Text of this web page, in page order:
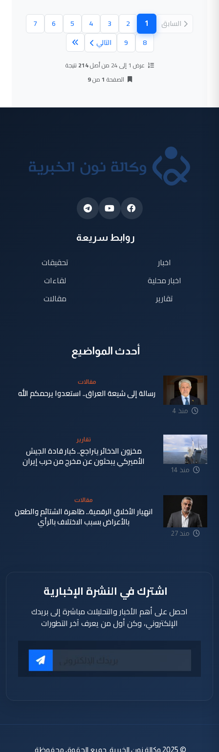
السابق 1
(الصفحة الحالية)
2
3
4
5
6
7
8
9 التالي
عرض 1 إلى 24 من أصل 214 نتيجة
الصفحة 1من9
روابط سريعة
اخبار
اخبار محلية
تقارير
تحقيقات
لقاءات
مقالات
أحدث المواضيع
منذ 4
مقالات
رسالة إلى شيعة العراق.. استعدوا يرحمكم الله
منذ 14
تقارير
مخزون الذخائر يتراجع.. كبار قادة الجيش
الأميركي يبحثون عن مخرج من حرب إيران
منذ 27
مقالات
انهيار الأخلاق الرقمية.. ظاهرة الشتائم والطعن
بالأعراض بسبب الاختلاف بالرأي
اشترك في النشرة الإخبارية
احصل على أهم الأخبار والتحليلات مباشرة إلى بريدك
الإلكتروني، وكن أول من يعرف آخر التطورات
© 2025 وكالة نون الخبرية. جميع الحقوق محفوظة.